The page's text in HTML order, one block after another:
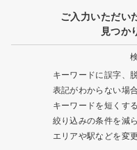
ご入力いただい
見つか
キーワードに誤字、
表記がわからない場
キーワードを短くする
絞り込みの条件を減
エリアや駅などを変